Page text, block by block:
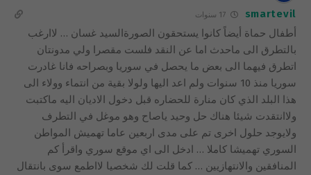
smartevil 17 سنوات
أطفال حماة أيضاً كانوا يستحقون الصورةالسيد غسان … لاارغب
بالتطرق الى ماحدث اما عن النقد فلست مقصرا ولي مدونتان
اتطرق فيهما الى بعض ما يحصل في سوريا وبصراحه فانا غادرت
سوريا منذ 10 سنوات ولم اعد اليها ولولا بقية من انتماء وولاء الى
هذا البلد الذي كان منارة للحضاره قبل دخول الاديان اليه ماكتبت
ولاانتقدت شيئا هناك حل وحيد ياصاح وهو موغل في التطرف
ولايوجد حلول اخرى تم على مدى اربعين عاما تهميش المواطن
السوري تهميشا كاملا … ادخل الى اي موقع سوري واقرأ كم
المنافقين والانتهازيين … كما قلت لك شخصيا لااطمع سوى بانتقال